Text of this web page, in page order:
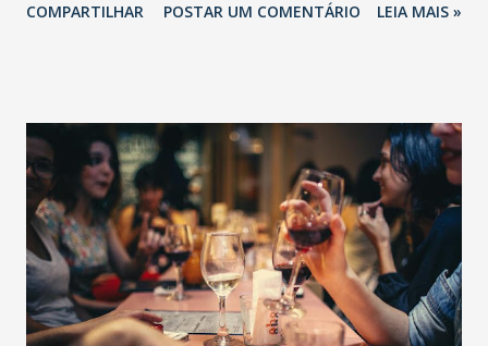
COMPARTILHAR POSTAR UM COMENTÁRIO LEIA MAIS »